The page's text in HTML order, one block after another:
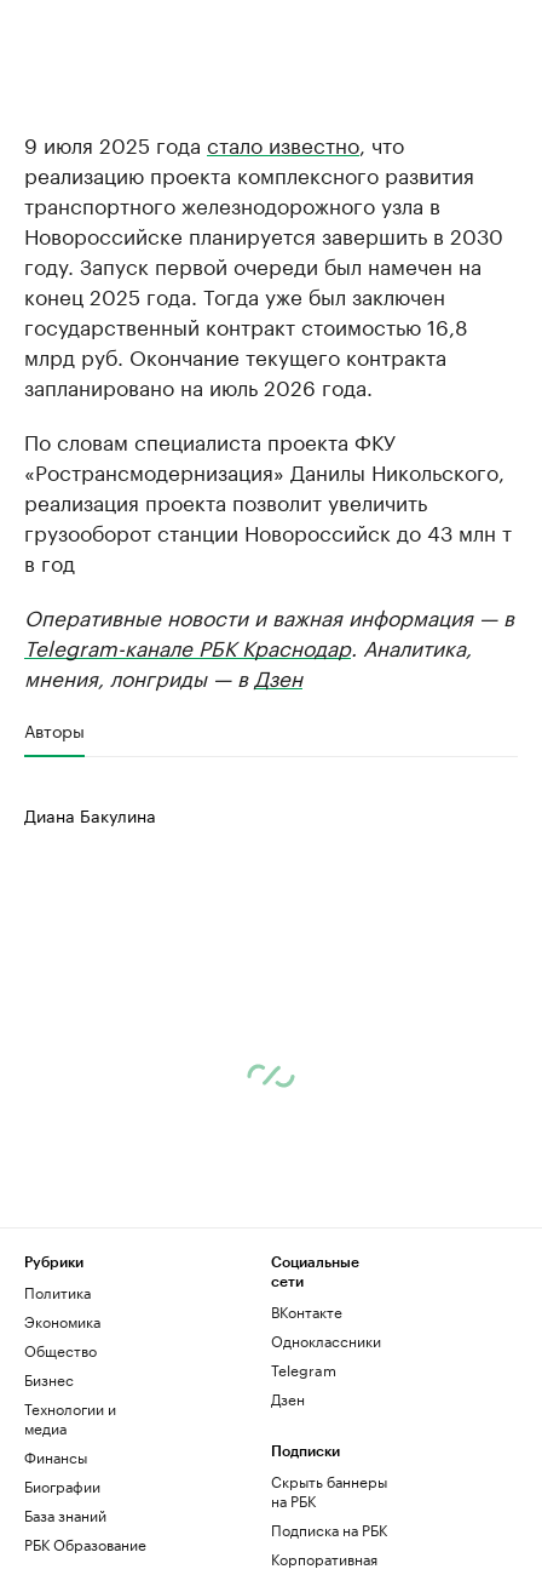
9 июля 2025 года стало известно , что
реализацию проекта комплексного развития
транспортного железнодорожного узла в
Новороссийске планируется завершить в 2030
году. Запуск первой очереди был намечен на
конец 2025 года. Тогда уже был заключен
государственный контракт стоимостью 16,8
млрд руб. Окончание текущего контракта
запланировано на июль 2026 года.
По словам специалиста проекта ФКУ
«Ространсмодернизация» Данилы Никольского,
реализация проекта позволит увеличить
грузооборот станции Новороссийск до 43 млн т
в год
Оперативные новости и важная информация — в
Telegram-канале РБК Краснодар. Аналитика,
мнения, лонгриды — в Дзен
Авторы
Диана Бакулина
Рубрики
Политика
Экономика
Общество
Бизнес
Технологии и
медиа
Финансы
Биографии
База знаний
РБК Образование
Социальные
сети
ВКонтакте
Одноклассники
Telegram
Дзен
Подписки
Скрыть баннеры
на РБК
Подписка на РБК
Корпоративная